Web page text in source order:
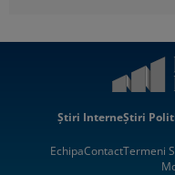
Știri InterneȘtiri
EchipaContactTermeni